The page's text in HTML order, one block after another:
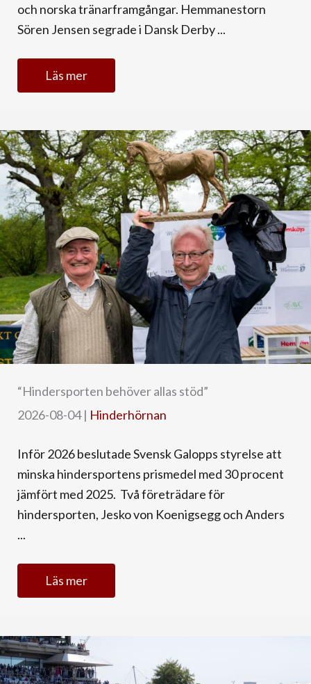
och norska tränarframgångar. Hemmanestorn
Sören Jensen segrade i Dansk Derby ...
Läs mer
“Hindersporten behöver allas stöd”
2026-08-04| Hinderhörnan
Inför 2026 beslutade Svensk Galopps styrelse att
minska hindersportens prismedel med 30 procent
jämfört med 2025. Två företrädare för
hindersporten, Jesko von Koenigsegg och Anders
...
Läs mer